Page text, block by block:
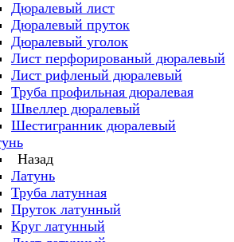
Дюралевый лист
Дюралевый пруток
Дюралевый уголок
Лист перфорированый дюралевый
Лист рифленый дюралевый
Труба профильная дюралевая
Швеллер дюралевый
Шестигранник дюралевый
Назад
Латунь
Труба латунная
Пруток латунный
Круг латунный